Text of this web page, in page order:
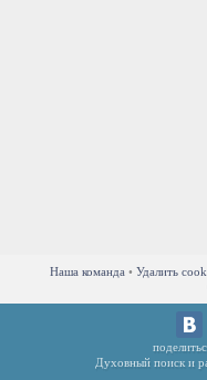
Наша команда • Удалить
Духовный поиск и